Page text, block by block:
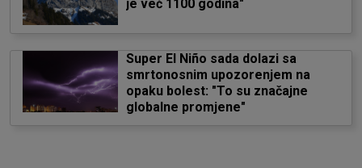
je već 1100 godina"
Super El Niño sada dolazi sa
smrtonosnim upozorenjem na
opaku bolest: "To su značajne
globalne promjene"